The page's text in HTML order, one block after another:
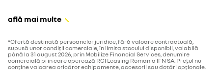
află mai multe
*Ofertă destinată persoanelor juridice, fără valoare contractuală,
supusă unor condiții comerciale, în limita stocului disponibil, valabilă
până la 31 august 2026, prin Mobilize Financial Services, denumire
comercială prin care operează RCI Leasing Romania IFN SA. Prețul nu
conține valoarea oricăror echipamente, accesorii sau dotări opționale.